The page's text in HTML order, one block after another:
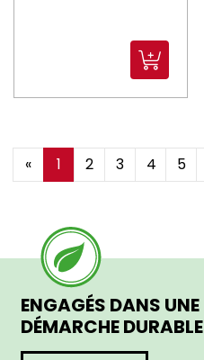
« 1 2 3 4 5
ENGAGÉS DANS UNE
DÉMARCHE DURABLE